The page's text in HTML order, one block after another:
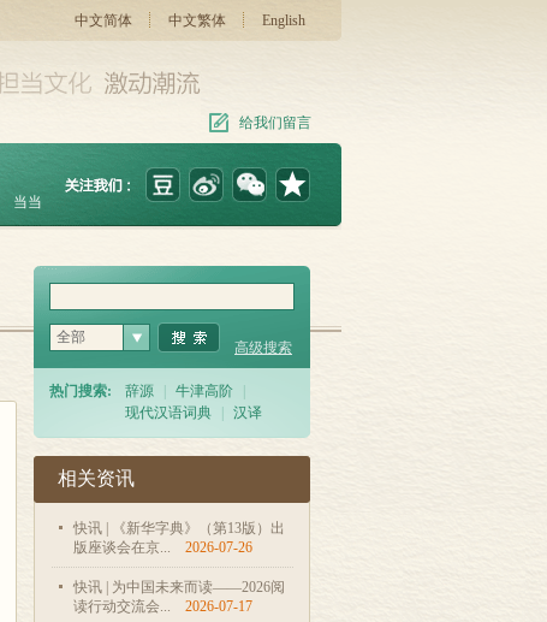
中文简体 中文繁体 English
给我们留言
当当
全部
高级搜索
热门搜索: 辞源 牛津高阶
现代汉语词典
汉译
相关资讯
快讯 | 《新华字典》（第13版）出
版座谈会在京...
2026-07-26
快讯 | 为中国未来而读——2026阅
读行动交流会...
2026-07-17